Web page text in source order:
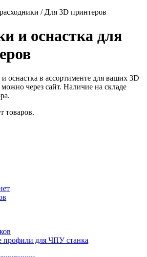
/ Для 3D принтеров
и оснастка для
оснастка в ассортименте для ваших 3D
можно через сайт. Наличие на складе
товаров.
для ЧПУ станка